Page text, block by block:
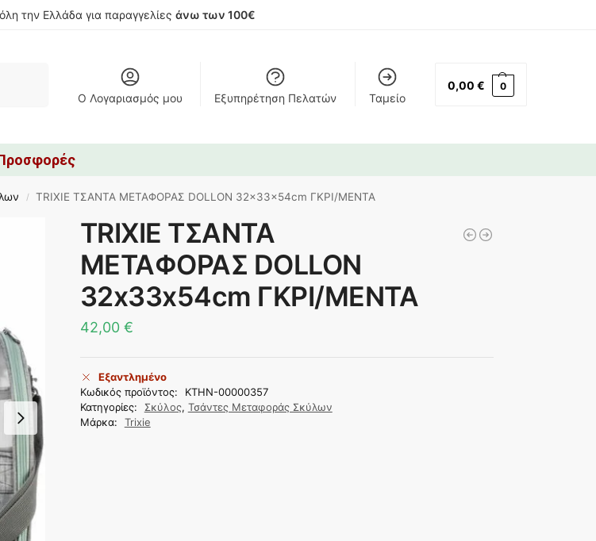
την Ελλάδα για παραγγελίες άνω των 100€
Ο Λογαριασμός μου Εξυπηρέτηση Πελατών Ταμείο
0,00 € 0
/ TRIXIE ΤΣΑΝΤΑ ΜΕΤΑΦΟΡΑΣ DOLLON 32x33x54cm ΓΚΡΙ/ΜΕΝΤΑ
TRIXIE ΤΣΑΝΤΑ
ΜΕΤΑΦΟΡΑΣ DOLLON
32x33x54cm ΓΚΡΙ/ΜΕΝΤΑ
42,00 €
Εξαντλημένο
Κωδικός προϊόντος:
KTHN-00000357
Κατηγορίες:
Σκύλος, Τσάντες Μεταφοράς Σκύλων
Μάρκα:
Trixie